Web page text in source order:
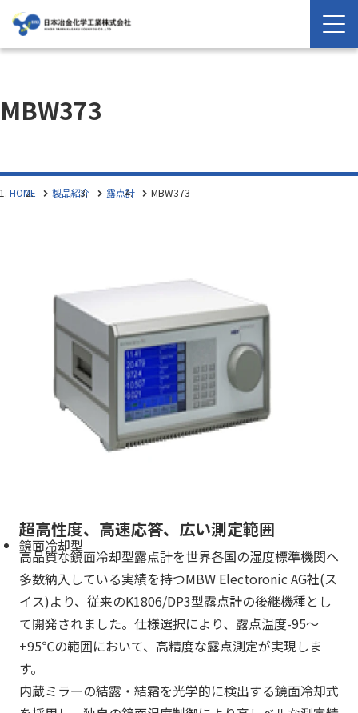
MBW373
HOME 製品紹介 露点計 MBW373
超高性度、高速応答、広い測定範囲
鏡面冷却型
高品質な鏡面冷却型露点計を世界各国の湿度標準機関へ
多数納入している実績を持つMBW Electoronic AG社(ス
イス)より、従来のK1806/DP3型露点計の後継機種とし
て開発されました。仕様選択により、露点温度-95～
+95℃の範囲において、高精度な露点測定が実現しま
す。
内蔵ミラーの結露・結霜を光学的に検出する鏡面冷却式